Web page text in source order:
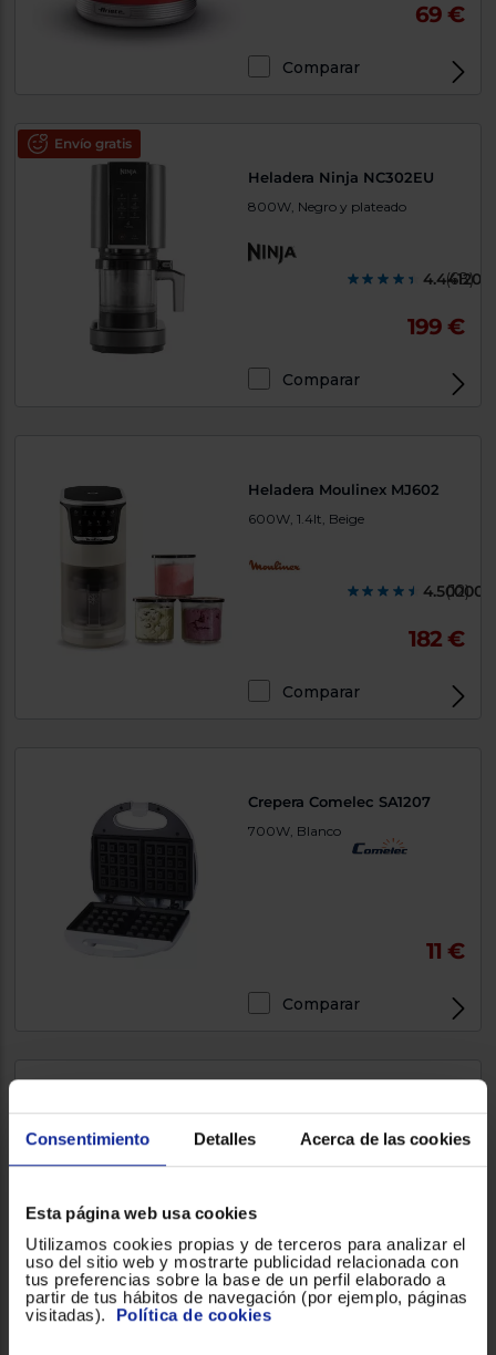
Consentimiento Detalles Acerca de las cookies
Esta página web usa cookies
Utilizamos cookies propias y de terceros para analizar el
uso del sitio web y mostrarte publicidad relacionada con
tus preferencias sobre la base de un perfil elaborado a
partir de tus hábitos de navegación (por ejemplo, páginas
visitadas). Política de cookies
69 €
Comparar
Envío gratis
Heladera Ninja NC302EU
800W, Negro y plateado
(68)
199 €
Comparar
Heladera Moulinex MJ602
600W, 1.4lt, Beige
(12)
182 €
Comparar
Crepera Comelec SA1207
700W, Blanco
11 €
Comparar
Crepera Tristar BP-2637
1000W, Negro
26,90 €